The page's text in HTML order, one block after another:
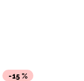
-15 %